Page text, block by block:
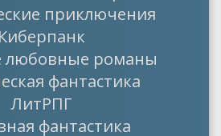
приключения
Киберпанк
любовные романы
фантастика
ЛитРПГ
фантастика